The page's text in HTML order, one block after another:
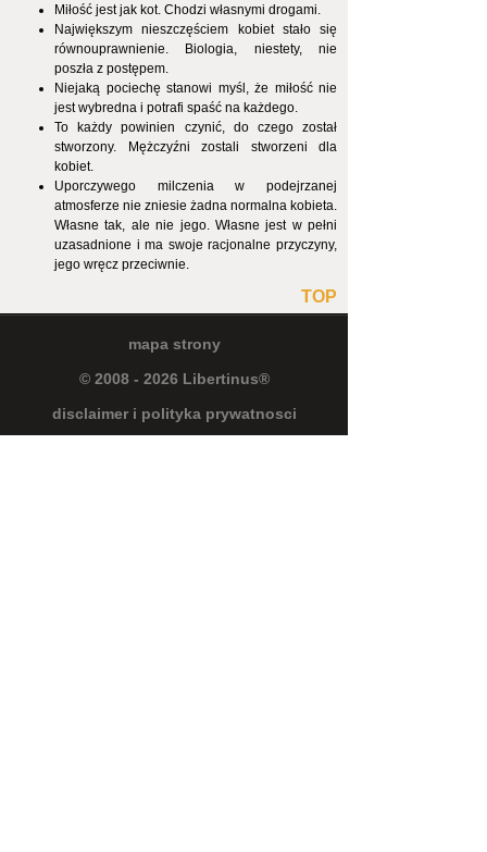
Miłość jest jak kot. Chodzi własnymi drogami.
Największym nieszczęściem kobiet stało się
równouprawnienie. Biologia, niestety, nie
poszła z postępem.
Niejaką pociechę stanowi myśl, że miłość nie
jest wybredna i potrafi spaść na każdego.
To każdy powinien czynić, do czego został
stworzony. Mężczyźni zostali stworzeni dla
kobiet.
Uporczywego milczenia w podejrzanej
atmosferze nie zniesie żadna normalna kobieta.
Własne tak, ale nie jego. Własne jest w pełni
uzasadnione i ma swoje racjonalne przyczyny,
jego wręcz przeciwnie.
TOP
mapa strony
© 2008 - 2026 Libertinus®
disclaimer i polityka prywatnosci